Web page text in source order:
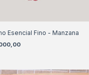
Esencial Fino - Manzana